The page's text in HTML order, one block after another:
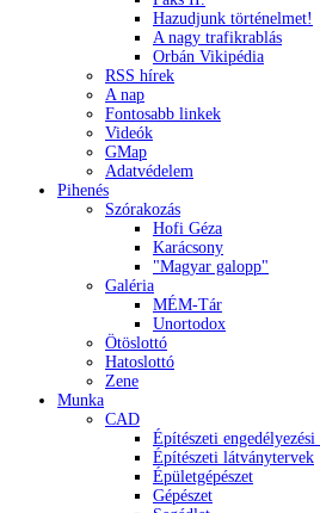
Hazudjunk történelmet!
A nagy trafikrablás
Orbán Vikipédia
RSS hírek
A nap
Fontosabb linkek
Videók
GMap
Adatvédelem
Pihenés
Szórakozás
Hofi Géza
Karácsony
"Magyar galopp"
Galéria
MÉM-Tár
Unortodox
Ötöslottó
Hatoslottó
Zene
Munka
CAD
Építészeti
Építészeti látványtervek
Épületgépészet
Gépészet